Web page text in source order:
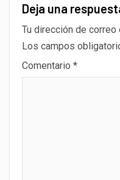
Deja una
Tu dirección de
Los campos
Comentario *